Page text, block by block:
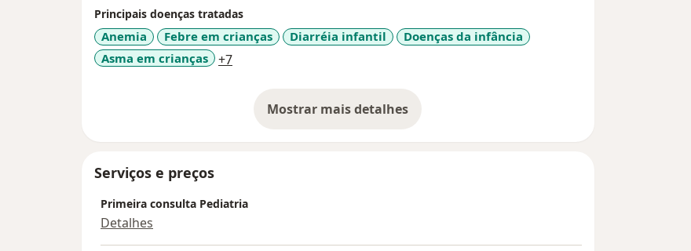
Principais doenças tratadas
Anemia Febre em crianças Diarréia infantil
Doenças da infância
Asma em crianças
+7a11y_sr_more_diseases
Mostrar mais detalhes
sobre a experiência
Serviços e preços
Primeira consulta Pediatria
Detalhes